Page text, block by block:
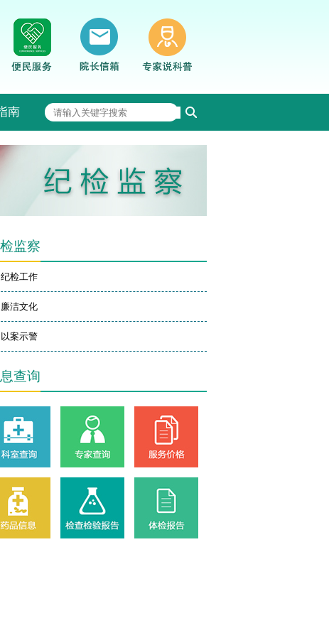
南
监察
纪检工作
廉洁文化
以案示警
查询